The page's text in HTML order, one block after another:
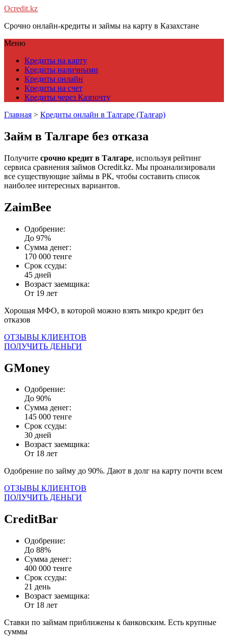
Ocredit.kz
Срочно онлайн-кредиты и займы на карту в Казахстане
Меню
Кредиты на карту
Кредиты наличными
Кредиты онлайн
Кредиты на счет
Кредиты через Казпочту
Главная > Кредиты онлайн в Талгаре (Талғар)
Займ в Талгаре без отказа
Получите срочно кредит в Талгаре, используя рейтинг
сервиса сравнения займов Ocredit.kz. Мы проанализировали
все существующие займы в РК, чтобы составить список
наиболее интересных вариантов.
ZaimBee
Одобрение:
До 97%
Сумма денег:
170 000 тенге
Срок ссуды:
45 дней
Возраст заемщика:
От 19 лет
Хорошая МФО, в которой можно взять микро кредит без
отказов
ОТЗЫВЫ КЛИЕНТОВ
ПОЛУЧИТЬ ДЕНЬГИ
GMoney
Одобрение:
До 90%
Сумма денег:
145 000 тенге
Срок ссуды:
30 дней
Возраст заемщика:
От 18 лет
Одобрение по займу до 90%. Дают в долг на карту почти всем
ОТЗЫВЫ КЛИЕНТОВ
ПОЛУЧИТЬ ДЕНЬГИ
CreditBar
Одобрение:
До 88%
Сумма денег:
400 000 тенге
Срок ссуды:
21 день
Возраст заемщика:
От 18 лет
Ставки по займам приближены к банковским. Есть крупные
суммы